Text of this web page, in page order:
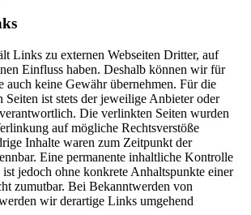
Links zu externen Webseiten Dritter, auf
Einfluss haben. Deshalb können wir für
auch keine Gewähr übernehmen. Für die
Seiten ist stets der jeweilige Anbieter oder
Die verlinkten Seiten wurden
auf mögliche Rechtsverstöße
Inhalte waren zum Zeitpunkt der
Eine permanente inhaltliche Kontrolle
jedoch ohne konkrete Anhaltspunkte einer
zumutbar. Bei Bekanntwerden von
wir derartige Links umgehend